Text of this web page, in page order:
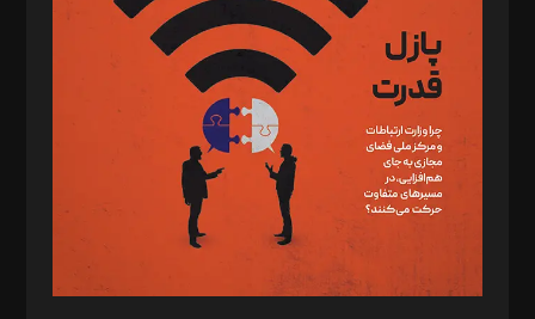
تحریریه‌: مجتبی محمود‌ی، آرش برهمند، یسنا امان‌پور، سروش کرمیان،
مصطفی مسجدی آرانی، ابوالفضل رجبی، زهرا فکرانه، فائزه فتحی
رستمی،مصطفی باستان
ویرایش: نگار استاد‌‌آقا
طراح یونیفرم: مجید توکلی
فیلمبرداری و عکاسی: امیر شفیعی، مانی لطفی زاده
گرافیک و صفحه‌آرایی: سید‌سبحان‌علی ثابت
مد‌یر توسعه تجاری: کامبیز برید‌
امور مالی: شاپور رهبری، محمد‌ کاظمی‌نیا